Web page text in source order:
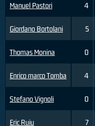
Manuel Pastori
Giordano Bortolani
Thomas Monina
Enrico marco Tomba
Stefano Vignoli
Eric Ruiu
4
5
0
4
0
7